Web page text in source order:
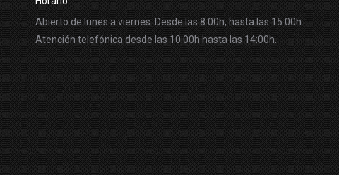
Abierto de lunes a viernes. Desde las 8:00h, hasta las 15:00h.
Atención telefónica desde las 10:00h hasta las 14:00h.